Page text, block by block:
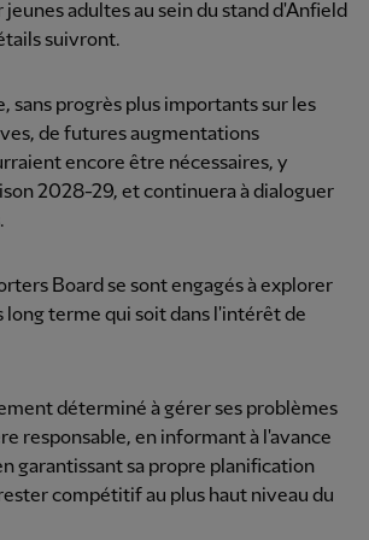
adultes au sein du stand d'Anfield
suivront.
sans progrès plus importants sur les
de futures augmentations
encore être nécessaires, y
2028-29, et continuera à dialoguer
Board se sont engagés à explorer
long terme qui soit dans l'intérêt de
déterminé à gérer ses problèmes
responsable, en informant à l'avance
garantissant sa propre planification
compétitif au plus haut niveau du